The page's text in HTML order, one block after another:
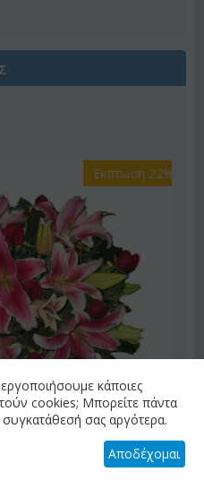
Έκπτωση 22%
κάποιες
cookies; Μπορείτε πάντα
σας αργότερα.
Αποδέχομαι